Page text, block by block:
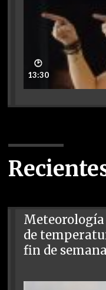
🕑
13:30
de
fin de